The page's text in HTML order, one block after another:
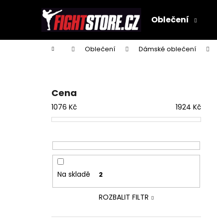
Oblečení
Domů Oblečení Dámské oblečení
Cena
1076 Kč 1924 Kč
Na skladě 2
ROZBALIT FILTR
í
Zpět
do
Zpět
do